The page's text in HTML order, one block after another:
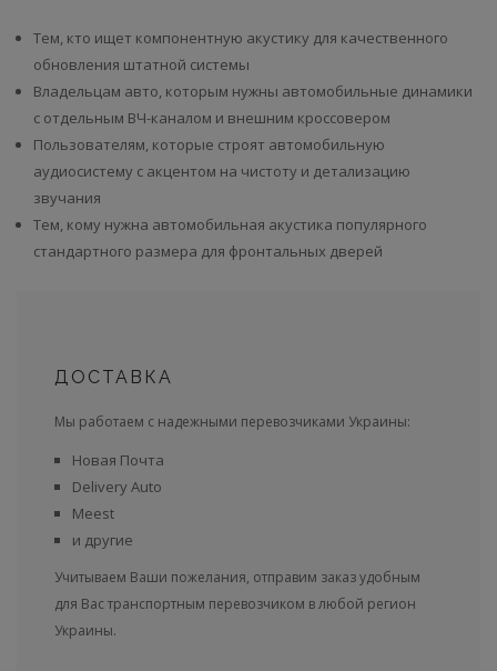
Тем, кто ищет компонентную акустику для качественного
обновления штатной системы
Владельцам авто, которым нужны автомобильные динамики
с отдельным ВЧ-каналом и внешним кроссовером
Пользователям, которые строят автомобильную
аудиосистему с акцентом на чистоту и детализацию
звучания
Тем, кому нужна автомобильная акустика популярного
стандартного размера для фронтальных дверей
ДОСТАВКА
Мы работаем с надежными перевозчиками Украины:
Новая Почта
Delivery Auto
Meest
и другие
Учитываем Ваши пожелания, отправим заказ удобным
для Вас транспортным перевозчиком в любой регион
Украины.